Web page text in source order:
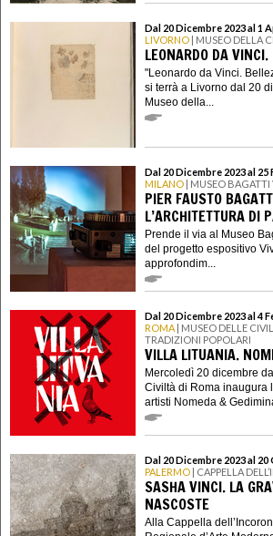
Dal 20 Dicembre 2023 al 1
LIVORNO | MUSEO DELLA
LEONARDO DA
"Leonardo da Vinci.
si terrà a Livorno dal 20
Museo della...
Dal 20 Dicembre 2023 al 25
MILANO | MUSEO BAGATTI
PIER FAUSTO
L’ARCHITETTURA DI
Prende il via al Museo
del progetto espositivo
approfondim...
Dal 20 Dicembre 2023 al 4
ROMA | MUSEO DELLE
TRADIZIONI POPOLARI
VILLA LITUANIA.
Mercoledì 20 dicembre
Civiltà di Roma inaugura
artisti Nomeda &
Dal 20 Dicembre 2023 al 20
PALERMO | CAPPELLA
SASHA VINCI. LA
NASCOSTE
Alla Cappella